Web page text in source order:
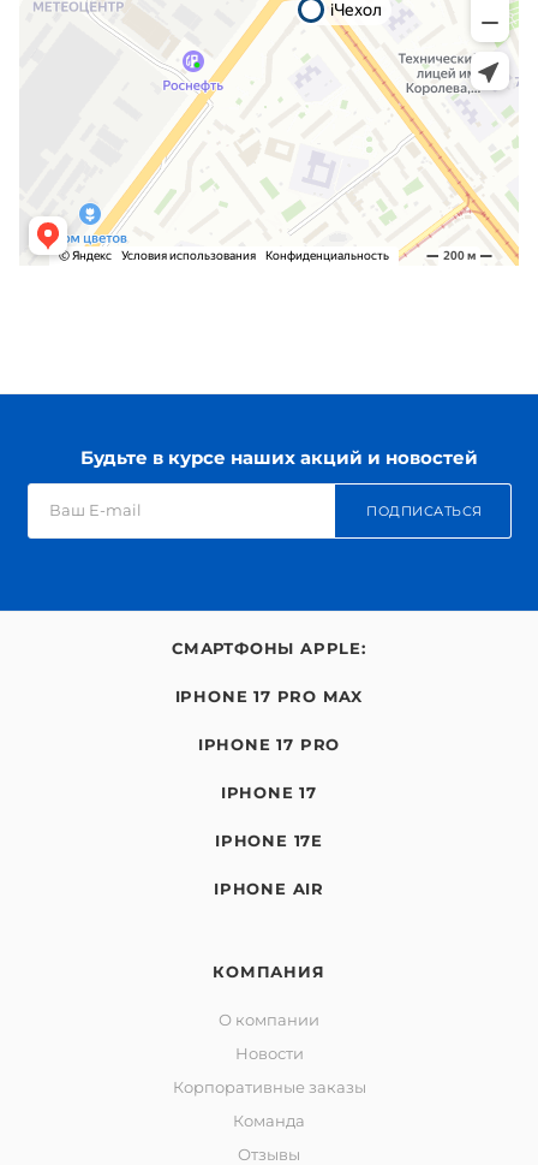
Будьте в курсе наших акций и новостей
ПОДПИСАТЬСЯ
СМАРТФОНЫ APPLE:
IPHONE 17 PRO MAX
IPHONE 17 PRO
IPHONE 17
IPHONE 17E
IPHONE AIR
КОМПАНИЯ
О компании
Новости
Корпоративные заказы
Команда
Отзывы